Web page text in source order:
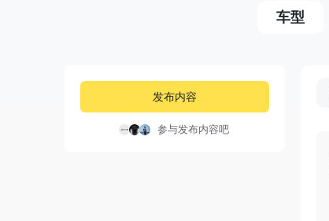
车型
发布内容
参与发布内容吧